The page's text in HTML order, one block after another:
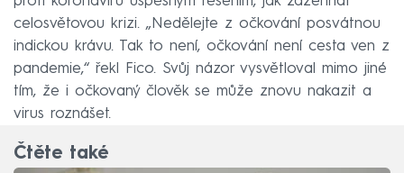
celosvětovou krizi. „Nedělejte z očkování posvátnou
indickou krávu. Tak to není, očkování není cesta ven z
pandemie,“ řekl Fico. Svůj názor vysvětloval mimo jiné
tím, že i očkovaný člověk se může znovu nakazit a
virus roznášet.
Čtěte také